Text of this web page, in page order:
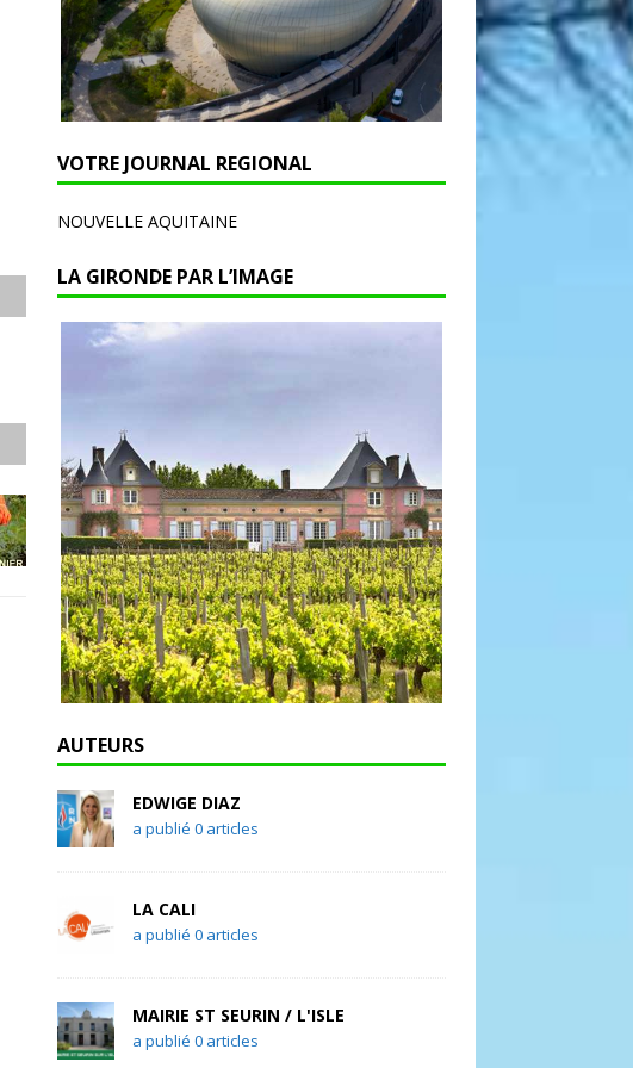
VOTRE JOURNAL REGIONAL
NOUVELLE AQUITAINE
LA GIRONDE PAR L’IMAGE
AUTEURS
EDWIGE DIAZ
a publié 0 articles
LA CALI
a publié 0 articles
MAIRIE ST SEURIN / L'ISLE
a publié 0 articles